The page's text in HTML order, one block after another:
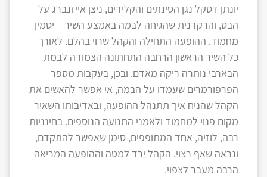
יונתן דסקל נגן הסינתים והקלידים, ניצן אייזנברג על
הבס, והרקדנית שהגיחה לבמה באמצע השיר – יסמין
מחמוד. ההופעה התחילה והקהל שרוי בהלם. לאורך
כל השיר הראשון הרחבה התחתונה הצמודה לבמת
הבארבי נותרה ריקה מאדם. ובכן, בעקבות מספר
הפרפורמרים שעמדו על הבמה, אי אפשר להאשים את
הקהל שהניח איך תתנהל ההופעה, ובאדיבותו השאיר
מקום פנוי למחמוד ולאמני התנועה הנוספים. בחינניות
רבה, לוזיה, אחד המתופפים, סימן שאפשר להתקדם,
ונראה שאף רצוי. הקהל ירד למטה וההופעה המריאה
הרבה מעבר לצפוי.